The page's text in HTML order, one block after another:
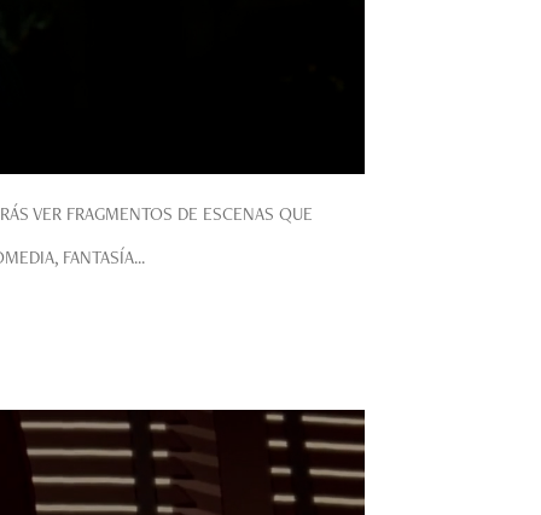
VER FRAGMENTOS DE ESCENAS QUE
FANTASÍA...